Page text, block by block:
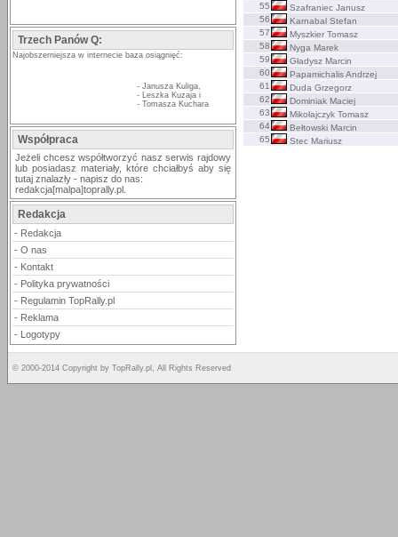
Trzech Panów Q:
Najobszerniejsza w internecie baza osiągnięć:
- Janusza Kuliga,
- Leszka Kuzaja i
- Tomasza Kuchara
Współpraca
Jeżeli chcesz współtworzyć nasz serwis rajdowy
lub posiadasz materiały, które chciałbyś aby się
tutaj znalazły - napisz do nas:
redakcja[malpa]toprally.pl.
Redakcja
- Redakcja
- O nas
- Kontakt
- Polityka prywatności
- Regulamin TopRally.pl
- Reklama
- Logotypy
55
Szafraniec Janusz
56
Karnabal Stefan
57
Myszkier Tomasz
58
Nyga Marek
59
Gładysz Marcin
60
Papamichalis Andrzej
61
Duda Grzegorz
62
Dominiak Maciej
63
Mikołajczyk Tomasz
64
Bełtowski Marcin
65
Stec Mariusz
© 2000-2014 Copyright by TopRally.pl, All Rights Reserved